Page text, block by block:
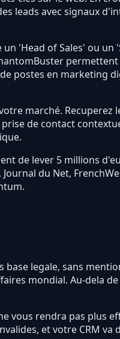
leads avec signaux
'Head of Sales' ou un
postes en marketing
marché. Recuperez
de contact
de lever 5 millions
du Net,
base legale, sans
mondial. Au-dela
vous rendra pas plus
et votre CRM va